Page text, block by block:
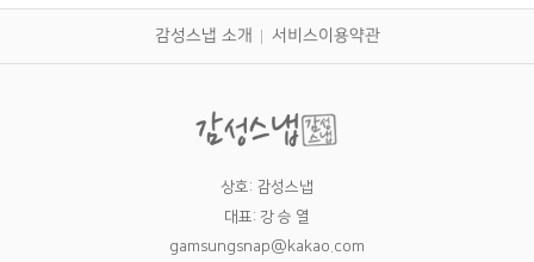
감성스냅 소개 서비스이용약관
상호: 감성스냅
대표: 강 승 열
gamsungsnap@kakao.com